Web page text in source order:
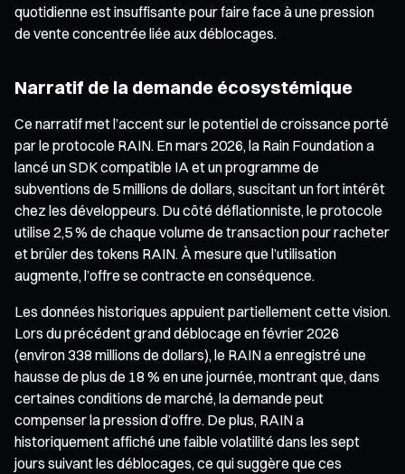
quotidienne est insuffisante pour faire face à une pression
de vente concentrée liée aux déblocages.
Narratif de la demande écosystémique
Ce narratif met l’accent sur le potentiel de croissance porté
par le protocole RAIN. En mars 2026, la Rain Foundation a
lancé un SDK compatible IA et un programme de
subventions de 5 millions de dollars, suscitant un fort intérêt
chez les développeurs. Du côté déflationniste, le protocole
utilise 2,5 % de chaque volume de transaction pour racheter
et brûler des tokens RAIN. À mesure que l’utilisation
augmente, l’offre se contracte en conséquence.
Les données historiques appuient partiellement cette vision.
Lors du précédent grand déblocage en février 2026
(environ 338 millions de dollars), le RAIN a enregistré une
hausse de plus de 18 % en une journée, montrant que, dans
certaines conditions de marché, la demande peut
compenser la pression d’offre. De plus, RAIN a
historiquement affiché une faible volatilité dans les sept
jours suivant les déblocages, ce qui suggère que ces